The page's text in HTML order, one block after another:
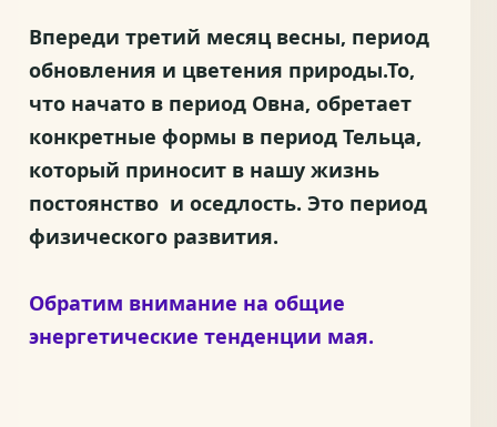
Впереди третий месяц весны, период
обновления и цветения природы.То,
что начато в период Овна, обретает
конкретные формы в период Тельца,
который приносит в нашу жизнь
постоянство и оседлость. Это период
физического развития.
Обратим внимание на общие
энергетические тенденции мая.